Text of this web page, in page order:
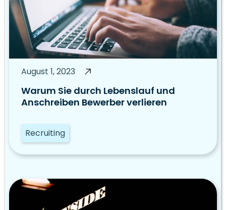
August 1, 2023
Warum Sie durch Lebenslauf und
Anschreiben Bewerber verlieren
Recruiting